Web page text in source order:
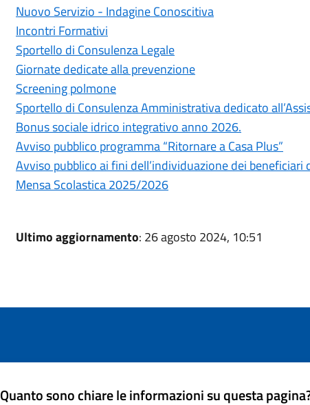
Nuovo Servizio - Indagine Conoscitiva
Incontri Formativi
Sportello di Consulenza Legale
Giornate dedicate alla prevenzione
Screening polmone
Sportello di Consulenza Amministrativa dedicato
Bonus sociale idrico integrativo anno 2026.
Avviso pubblico programma “Ritornare a Casa Plus”
Avviso pubblico ai fini dell’individuazione dei beneficiari
Mensa Scolastica 2025/2026
Ultimo aggiornamento: 26 agosto 2024, 10:51
Quanto sono chiare le informazioni su questa